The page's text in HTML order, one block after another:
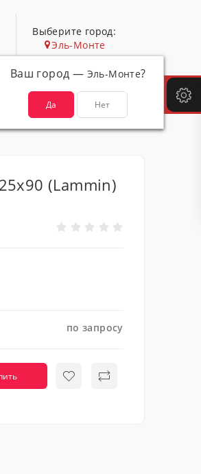
Выберите город:
Эль-Монте
Ваш город — Эль-Монте?
Товаров: 0
(Lammin)
по запросу